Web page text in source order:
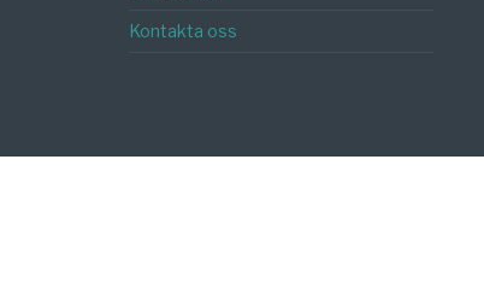
Kontakta oss